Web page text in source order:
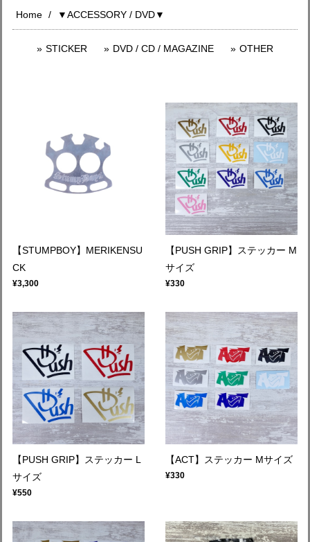
Home ▼ACCESSORY / DVD▼
STICKER DVD / CD / MAGAZINE OTHER
【STUMPBOY】MERIKENSU
CK
¥3,300
【PUSH GRIP】ステッカー M
サイズ
¥330
【PUSH GRIP】ステッカー L
サイズ
¥550
【ACT】ステッカー Mサイズ
¥330